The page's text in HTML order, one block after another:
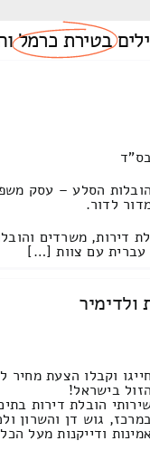
בטירת כרמל
הובלות הסלע – עסק
לדור.
דירות, משרדים
עם צוות […]
ולדימיר
חייגו וקבלו הצעת מחיר
הזול בישראל!
הובלת דירות
גוש דן והשרון
אמינות ודייקנות מעל